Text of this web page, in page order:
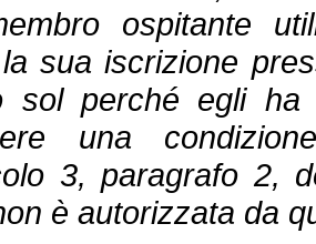
ospitante
sua iscrizione
sol perché egli
una
3, paragrafo 2,
è autorizzata da